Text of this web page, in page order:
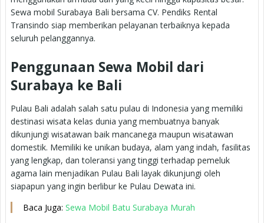
Sewa mobil Surabaya Bali bersama CV. Pendiks Rental
Transindo siap memberikan pelayanan terbaiknya kepada
seluruh pelanggannya.
Penggunaan Sewa Mobil dari
Surabaya ke Bali
Pulau Bali adalah salah satu pulau di Indonesia yang memiliki
destinasi wisata kelas dunia yang membuatnya banyak
dikunjungi wisatawan baik mancanega maupun wisatawan
domestik. Memiliki ke unikan budaya, alam yang indah, fasilitas
yang lengkap, dan toleransi yang tinggi terhadap pemeluk
agama lain menjadikan Pulau Bali layak dikunjungi oleh
siapapun yang ingin berlibur ke Pulau Dewata ini.
Baca Juga: Sewa Mobil Batu Surabaya Murah